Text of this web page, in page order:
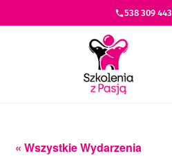
538 309 443
« Wszystkie Wydarzenia